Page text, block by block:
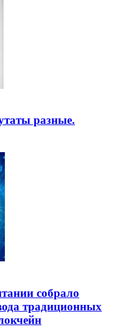
разные.
собрало
традиционных